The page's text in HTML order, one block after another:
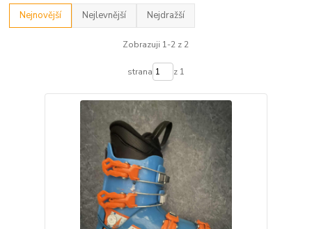
Nejnovější Nejlevnější Nejdražší
Zobrazuji 1-2 z 2
strana z 1